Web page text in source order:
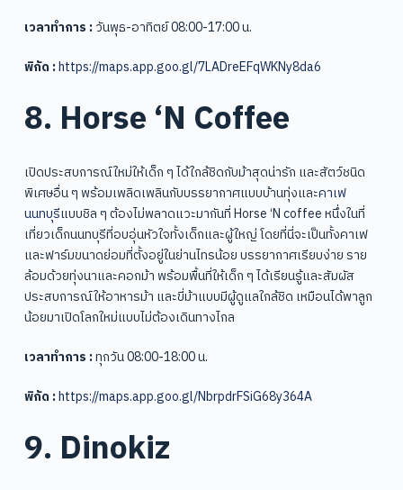
เวลาทำการ :วันพุธ-อาทิตย์ 08:00-17:00 น.
พิกัด :https://maps.app.goo.gl/7LADreEFqWKNy8da6
8. Horse ‘N Coffee
เปิดประสบการณ์ใหม่ให้เด็ก ๆ ได้ใกล้ชิดกับม้าสุดน่ารัก และสัตว์ชนิด
พิเศษอื่น ๆ พร้อมเพลิดเพลินกับบรรยากาศแบบบ้านทุ่งและคาเฟ
นนทบุรีแบบชิล ๆ ต้องไม่พลาดแวะมากันที่ Horse ‘N coffee หนึ่งในที่
เที่ยวเด็กนนทบุรีที่อบอุ่นหัวใจทั้งเด็กและผู้ใหญ่ โดยที่นี่จะเป็นทั้งคาเฟ
และฟาร์มขนาดย่อมที่ตั้งอยู่ในย่านไทรน้อย บรรยากาศเรียบง่าย ราย
ล้อมด้วยทุ่งนาและคอกม้า พร้อมพื้นที่ให้เด็ก ๆ ได้เรียนรู้และสัมผัส
ประสบการณ์ให้อาหารม้า และขี่ม้าแบบมีผู้ดูแลใกล้ชิด เหมือนได้พาลูก
น้อยมาเปิดโลกใหม่แบบไม่ต้องเดินทางไกล
เวลาทำการ :ทุกวัน 08:00-18:00 น.
พิกัด :https://maps.app.goo.gl/NbrpdrFSiG68y364A
9. Dinokiz